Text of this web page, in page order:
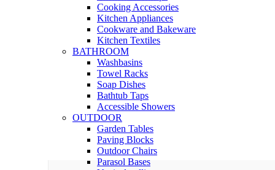
Cooking Accessories
Kitchen Appliances
Cookware and Bakeware
Kitchen Textiles
BATHROOM
Washbasins
Towel Racks
Soap Dishes
Bathtub Taps
Accessible Showers
OUTDOOR
Garden Tables
Paving Blocks
Outdoor Chairs
Parasol Bases